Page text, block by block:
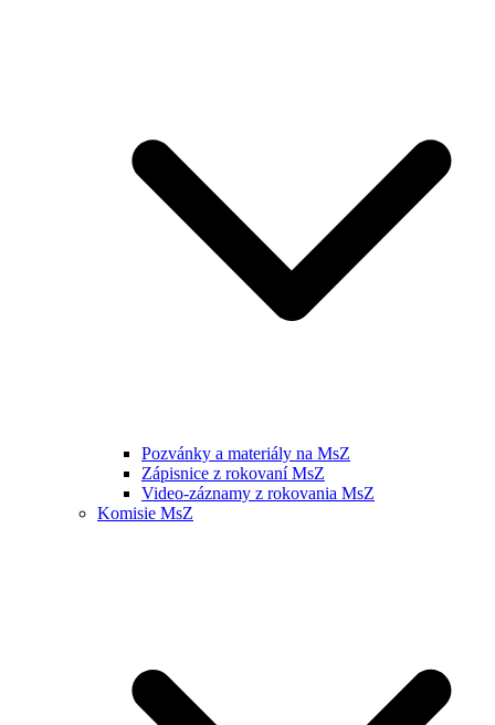
Pozvánky a materiály na MsZ
Zápisnice z rokovaní MsZ
Video-záznamy z rokovania MsZ
Komisie MsZ